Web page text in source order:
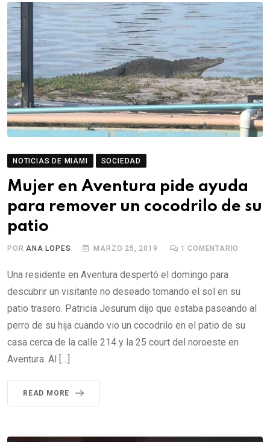
NOTICIAS DE MIAMI SOCIEDAD
Mujer en Aventura pide ayuda
para remover un cocodrilo de su
patio
PORANA LOPES MARZO 25, 2019 1 COMENTARIO
Una residente en Aventura despertó el domingo para
descubrir un visitante no deseado tomando el sol en su
patio trasero. Patricia Jesurum dijo que estaba paseando al
perro de su hija cuando vio un cocodrilo en el patio de su
casa cerca de la calle 214 y la 25 court del noroeste en
Aventura. Al […]
READ MORE